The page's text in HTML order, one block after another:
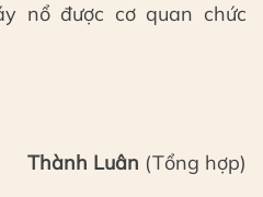
nổ được cơ quan chức
Thành Luân (Tổng hợp)